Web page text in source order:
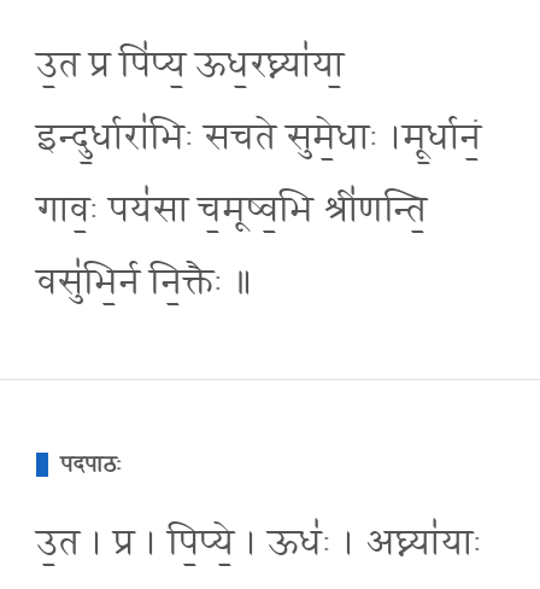
उ॒त प्र पि॑प्य॒ ऊध॒रघ्न्या॑या॒
इन्दु॒र्धारा॑भिः सचते सुमे॒धाः ।मू॒र्धानं॒
गाव॒ः पय॑सा च॒मूष्व॒भि श्री॑णन्ति॒
वसु॑भि॒र्न नि॒क्तैः ॥
पदपाठः
उ॒त । प्र । पि॒प्ये॒ । ऊधः॑ । अघ्न्या॑याः